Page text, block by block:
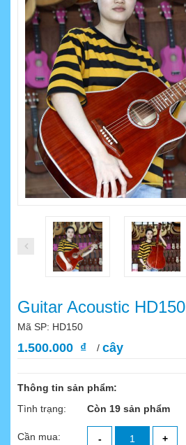
Guitar Acoustic HD150
Mã SP: HD150
1.500.000 ₫ / cây
Thông tin sản phẩm:
Tình trạng:
Còn 19 sản phẩm
Cần mua: - +